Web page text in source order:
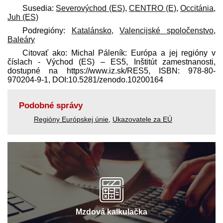
Susedia: Severovýchod (ES),CENTRO (E),Occitánia,
Juh (ES)
Podregióny:
Katalánsko,Valencijské spoločenstvo,
Baleáry
Citovať ako: Michal Páleník: Európa a jej regióny v
číslach - Východ (ES) – ES5, Inštitút zamestnanosti,
dostupné na https://www.iz.sk/​RES5, ISBN: 978-80-
970204-9-1, DOI:10.5281/zenodo.10200164
Podobné správy
Regióny Európskej únie Ukazovatele za EÚ
Mzdová kalkulačka